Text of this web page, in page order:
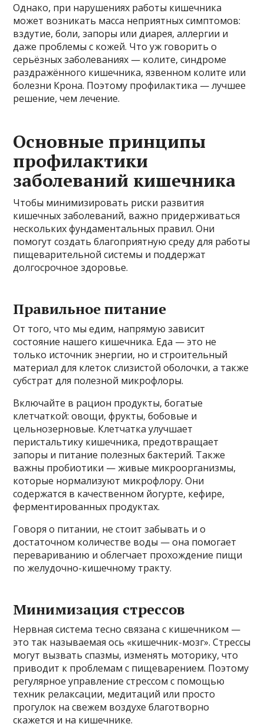
Однако, при нарушениях работы кишечника
может возникать масса неприятных симптомов:
вздутие, боли, запоры или диарея, аллергии и
даже проблемы с кожей. Что уж говорить о
серьёзных заболеваниях — колите, синдроме
раздражённого кишечника, язвенном колите или
болезни Крона. Поэтому профилактика — лучшее
решение, чем лечение.
Основные принципы
профилактики
заболеваний кишечника
Чтобы минимизировать риски развития
кишечных заболеваний, важно придерживаться
нескольких фундаментальных правил. Они
помогут создать благоприятную среду для работы
пищеварительной системы и поддержат
долгосрочное здоровье.
Правильное питание
От того, что мы едим, напрямую зависит
состояние нашего кишечника. Еда — это не
только источник энергии, но и строительный
материал для клеток слизистой оболочки, а также
субстрат для полезной микрофлоры.
Включайте в рацион продукты, богатые
клетчаткой: овощи, фрукты, бобовые и
цельнозерновые. Клетчатка улучшает
перистальтику кишечника, предотвращает
запоры и питание полезных бактерий. Также
важны пробиотики — живые микроорганизмы,
которые нормализуют микрофлору. Они
содержатся в качественном йогурте, кефире,
ферментированных продуктах.
Говоря о питании, не стоит забывать и о
достаточном количестве воды — она помогает
перевариванию и облегчает прохождение пищи
по желудочно-кишечному тракту.
Минимизация стрессов
Нервная система тесно связана с кишечником —
это так называемая ось «кишечник-мозг». Стрессы
могут вызвать спазмы, изменять моторику, что
приводит к проблемам с пищеварением. Поэтому
регулярное управление стрессом с помощью
техник релаксации, медитаций или просто
прогулок на свежем воздухе благотворно
скажется и на кишечнике.